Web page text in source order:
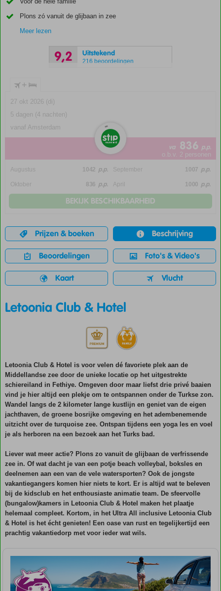
Plons zó vanuit de glijbaan in zee
Meer lezen
9,2 Uitstekend
216 beoordelingen
+
27 okt 2026 (di)
5 dagen (4 nachten)
vanaf Amsterdam
va 836 p.p.
o.b.v. 2 personen
Augustus 1042 p.p. September 1007 p.p.
Oktober 836 p.p. April 1000 p.p.
BEKIJK BESCHIKBAARHEID
Prijzen & boeken Beschrijving
Beoordelingen Foto's & Video's
Kaart Vlucht
Letoonia Club & Hotel
Letoonia Club & Hotel is voor velen dé favoriete plek aan de
Middellandse zee door de unieke locatie op het uitgestrekte
schiereiland in Fethiye. Omgeven door maar liefst drie privé baaien
vind je hier altijd een plekje om te ontspannen onder de Turkse zon.
Wandel langs de 2 kilometer lange kustlijn en geniet van de eigen
jachthaven, de groene bosrijke omgeving en het adembenemende
uitzicht over de turquoise zee. Ontspan tijdens een yoga les en voel
je als herboren na een bezoek aan het Turks bad.
Liever wat meer actie? Plons zo vanuit de glijbaan de verfrissende
zee in. Of wat dacht je van een potje beach volleybal, boksles en
deelnemen aan een van de vele watersporten? Ook de jongste
vakantiegangers komen hier niets te kort. Er is altijd wat te beleven
bij de kidsclub en het enthousiaste animatie team. De sfeervolle
(bungalow)kamers in Letoonia Club & Hotel maken het plaatje
helemaal compleet. Kortom, in het Ultra All inclusive Letoonia Club
& Hotel is het écht genieten! Een oase van rust en tegelijkertijd een
prachtig vakantiedorp met voor ieder wat wils.